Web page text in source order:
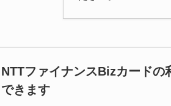
NTTファイナンスBizカード
できます